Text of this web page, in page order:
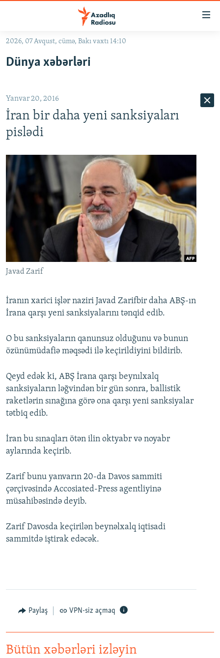
Əsas
qayıt
qayıt
Axtarışa
#İZAHLA
QANUNI DOĞRU
ARAŞDIRMA
MULTIMEDIA
FOTOQALEREYA
İNFOQRAFIKA
KARIKATURA
RADIO ARXIV
AZƏRBAYCAN ƏDƏBIYYATI KITABXANASI
İSLAM VƏ DEMOKRATIYA
HAQQIMIZDA
MISSIYAMIZ
PEŞƏ ETIKASI VƏ JURNALISTIKA STANDARTLARIMIZ
BIZIMLƏ ƏLAQƏ
XƏBƏR BÜLLETENLƏRIMIZ
BIZI IZLƏ
2026, 07 Avqust, cümə, Bakı vaxtı 14:10
Dünya xəbərləri
Yanvar 20, 2016
İran bir daha yeni sanksiyaları
pislədi
Javad Zarif
İranın xarici işlər naziri Javad Zarifbir daha ABŞ-ın
İrana qarşı yeni sanksiyalarını tənqid edib.
O bu sanksiyaların qanunsuz olduğunu və bunun
özünümüdafiə məqsədi ilə keçirildiyini bildirib.
Qeyd edək ki, ABŞ İrana qarşı beynılxalq
sanksiyaların ləğvindən bir gün sonra, ballistik
raketlərin sınağına görə ona qarşı yeni sanksiyalar
tətbiq edib.
İran bu sınaqları ötən ilin oktyabr və noyabr
aylarında keçirib.
Zarif bunu yanvarın 20-da Davos sammiti
çərçivəsində Accosiated-Press agentliyinə
müsahibəsində deyib.
Zarif Davosda keçirilən beynəlxalq iqtisadi
sammitdə iştirak edəcək.
Paylaş VPN-siz açmaq
Bütün xəbərləri izləyin